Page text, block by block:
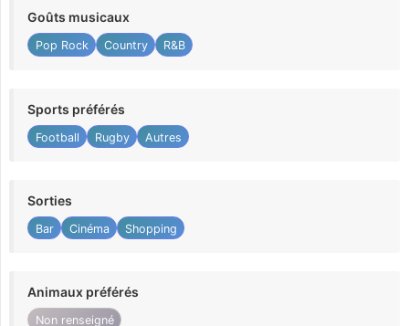
Goûts musicaux
Pop Rock Country R&B
Sports préférés
Football Rugby Autres
Sorties
Bar Cinéma Shopping
Animaux préférés
Non renseigné